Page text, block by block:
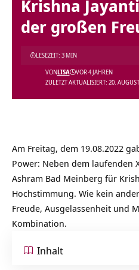
Krishna
der großen
ZULETZT AKTUALISIERT: 20.
VONLISA VOR 4 JAHREN
LESEZEIT: 3 MIN
Am Freitag, dem 19.08.2022
Power: Neben dem laufenden
Ashram Bad Meinberg für
Hochstimmung. Wie kein
Freude, Ausgelassenheit und
Kombination.
Inhalt